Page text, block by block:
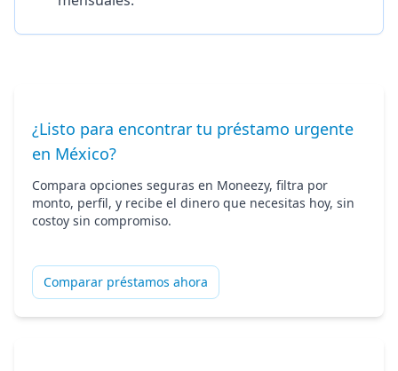
¿Listo para encontrar tu préstamo urgente
en México?
Compara opciones seguras en Moneezy, filtra por
monto, perfil, y recibe el dinero que necesitas hoy, sin
costoy sin compromiso.
Comparar préstamos ahora